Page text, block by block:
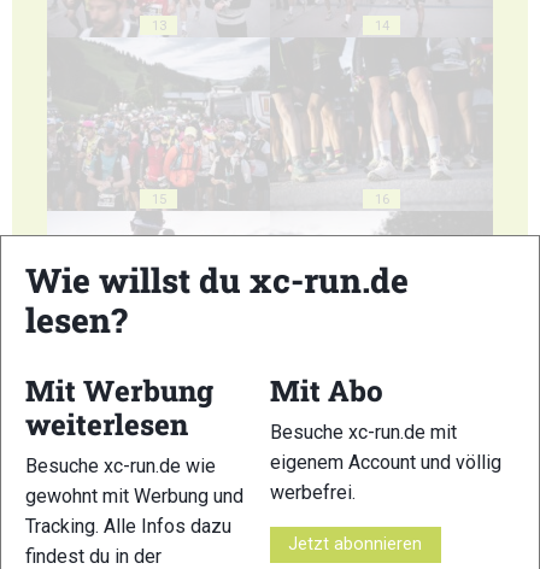
13 14
15 16
20
Wie willst du xc-run.de
lesen?
Mit Werbung
weiterlesen
Besuche xc-run.de wie
gewohnt mit Werbung und
Tracking. Alle Infos dazu
findest du in der
Mit Abo
Besuche xc-run.de mit
eigenem Account und völlig
werbefrei.
Jetzt abonnieren